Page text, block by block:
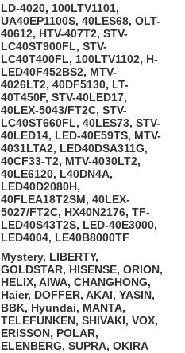
LD-4020, 100LTV1101,
UA40EP1100S, 40LES68, OLT-
40612, HTV-407T2, STV-
LC40ST900FL, STV-
LC40T400FL, 100LTV1102, H-
LED40F452BS2, MTV-
4026LT2, 40DF5130, LT-
40T450F, STV-40LED17,
40LEX-5043/FT2C, STV-
LC40ST660FL, 40LES73, STV-
40LED14, LED-40E59TS, MTV-
4031LTA2, LED40DSA311G,
40CF33-T2, MTV-4030LT2,
40LE6120, L40DN4A,
LED40D2080H,
40FLEA18T2SM, 40LEX-
5027/FT2C, HX40N2176, TF-
LED40S43T2S, LED-40E3000,
LED4004, LE40B8000TF
Mystery, LIBERTY,
GOLDSTAR, HISENSE, ORION,
HELIX, AIWA, CHANGHONG,
Haier, DOFFER, AKAI, YASIN,
BBK, Hyundai, MANTA,
TELEFUNKEN, SHIVAKI, VOX,
ERISSON, POLAR,
ELENBERG, SUPRA, OKIRA